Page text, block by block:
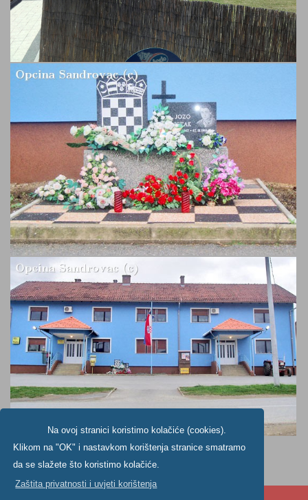
Na ovoj stranici koristimo kolačiće (cookies).
Klikom na "OK" i nastavkom korištenja stranice smatramo
da se slažete što koristimo kolačiće.
Zaštita privatnosti i uvjeti korištenja